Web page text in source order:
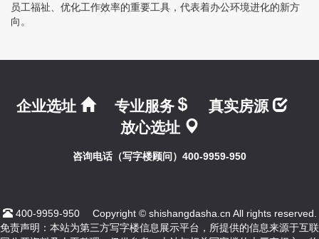
员工福祉、优化工作效率的重要工具，代表着办公环境进化的新方
向。
企业选址 专业服务
真实房源
放心选址
咨询电话（写字楼顾问）400-9959-950
400-9959-950
Copyright © shishangdasha.cn All rights reserved.
免责声明：本站为第三方写字楼信息展示平台，所提供的信息来源于互联